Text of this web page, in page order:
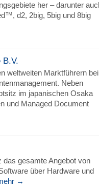
her – darunter
d2, 2big, 5big und 8big
B.V.
weltweiten Marktführern bei
Neben
im japanischen Osaka
und Managed Document
gesamte Angebot von
über Hardware und
→